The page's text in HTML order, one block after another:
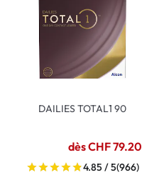
DAILIES TOTAL1 90
dès CHF 79.20
4.85 / 5(966)